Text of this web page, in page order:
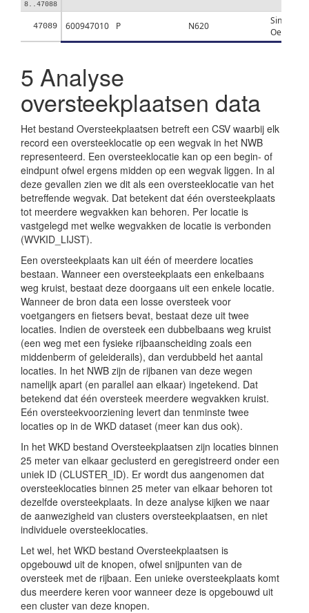
8..47088
47089 600947010 P N620
Sint-
5 Analyse
oversteekplaatsen data
Het bestand Oversteekplaatsen betreft een CSV waarbij elk
record een oversteeklocatie op een wegvak in het NWB
representeerd. Een oversteeklocatie kan op een begin- of
eindpunt ofwel ergens midden op een wegvak liggen. In al
deze gevallen zien we dit als een oversteeklocatie van het
betreffende wegvak. Dat betekent dat één oversteekplaats
tot meerdere wegvakken kan behoren. Per locatie is
vastgelegd met welke wegvakken de locatie is verbonden
(WVKID_LIJST).
Een oversteekplaats kan uit één of meerdere locaties
bestaan. Wanneer een oversteekplaats een enkelbaans
weg kruist, bestaat deze doorgaans uit een enkele locatie.
Wanneer de bron data een losse oversteek voor
voetgangers en fietsers bevat, bestaat deze uit twee
locaties. Indien de oversteek een dubbelbaans weg kruist
(een weg met een fysieke rijbaanscheiding zoals een
middenberm of geleiderails), dan verdubbeld het aantal
locaties. In het NWB zijn de rijbanen van deze wegen
namelijk apart (en parallel aan elkaar) ingetekend. Dat
betekend dat één oversteek meerdere wegvakken kruist.
Eén oversteekvoorziening levert dan tenminste twee
locaties op in de WKD dataset (meer kan dus ook).
In het WKD bestand Oversteekplaatsen zijn locaties binnen
25 meter van elkaar geclusterd en geregistreerd onder een
uniek ID (CLUSTER_ID). Er wordt dus aangenomen dat
oversteeklocaties binnen 25 meter van elkaar behoren tot
dezelfde oversteekplaats. In deze analyse kijken we naar
de aanwezigheid van clusters oversteekplaatsen, en niet
individuele oversteeklocaties.
Let wel, het WKD bestand Oversteekplaatsen is
opgebouwd uit de knopen, ofwel snijpunten van de
oversteek met de rijbaan. Een unieke oversteekplaats komt
dus meerdere keren voor wanneer deze is opgebouwd uit
een cluster van deze knopen.